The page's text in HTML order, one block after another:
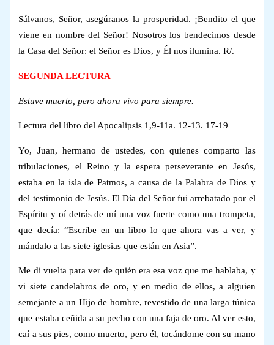
Sálvanos, Señor, asegúranos la prosperidad. ¡Bendito el que
viene en nombre del Señor! Nosotros los bendecimos desde
la Casa del Señor: el Señor es Dios, y Él nos ilumina. R/.
SEGUNDA LECTURA
Estuve muerto, pero ahora vivo para siempre.
Lectura del libro del Apocalipsis 1,9-11a. 12-13. 17-19
Yo, Juan, hermano de ustedes, con quienes comparto las
tribulaciones, el Reino y la espera perseverante en Jesús,
estaba en la isla de Patmos, a causa de la Palabra de Dios y
del testimonio de Jesús. El Día del Señor fui arrebatado por el
Espíritu y oí detrás de mí una voz fuerte como una trompeta,
que decía: “Escribe en un libro lo que ahora vas a ver, y
mándalo a las siete iglesias que están en Asia”.
Me di vuelta para ver de quién era esa voz que me hablaba, y
vi siete candelabros de oro, y en medio de ellos, a alguien
semejante a un Hijo de hombre, revestido de una larga túnica
que estaba ceñida a su pecho con una faja de oro. Al ver esto,
caí a sus pies, como muerto, pero él, tocándome con su mano